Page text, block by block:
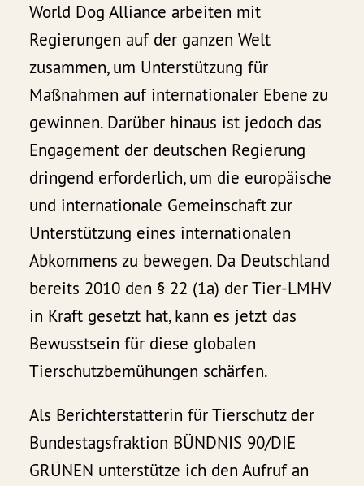
World Dog Alliance arbeiten mit
Regierungen auf der ganzen Welt
zusammen, um Unterstützung für
Maßnahmen auf internationaler Ebene zu
gewinnen. Darüber hinaus ist jedoch das
Engagement der deutschen Regierung
dringend erforderlich, um die europäische
und internationale Gemeinschaft zur
Unterstützung eines internationalen
Abkommens zu bewegen. Da Deutschland
bereits 2010 den § 22 (1a) der Tier-LMHV
in Kraft gesetzt hat, kann es jetzt das
Bewusstsein für diese globalen
Tierschutzbemühungen schärfen.
Als Berichterstatterin für Tierschutz der
Bundestagsfraktion BÜNDNIS 90/DIE
GRÜNEN unterstütze ich den Aufruf an